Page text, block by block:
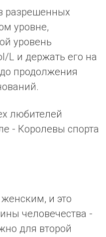
разрешенных
уровне,
уровень
L и держать его на
продолжения
любителей
- Королевы спорта
и это
человечества -
для второй